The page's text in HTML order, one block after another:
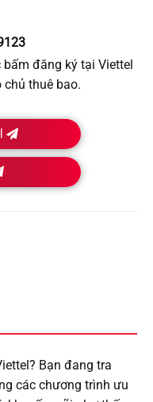
đăng ký tại Viettel
thuê bao.
Bạn đang tra
các chương trình ưu